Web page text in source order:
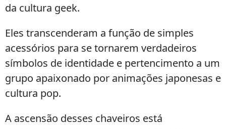
deda cultura geek.
Eles transcenderam a função de simples
acessórios para se tornarem verdadeiros
símbolos de identidade e pertencimento a um
grupo apaixonado por animações japonesas e
cultura pop.
A ascensão desses chaveiros está